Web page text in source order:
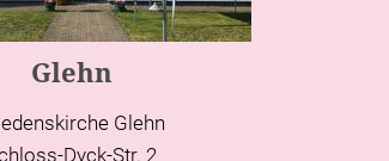
Glehn
Glehn
Dyck-Str. 2